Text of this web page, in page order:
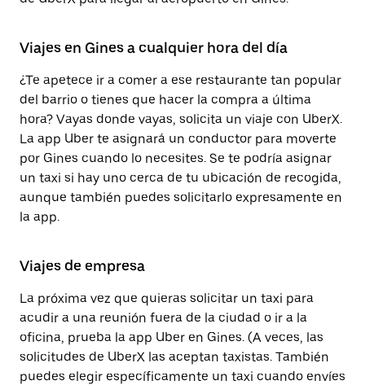
Viajes en Gines a cualquier hora del día
¿Te apetece ir a comer a ese restaurante tan popular
del barrio o tienes que hacer la compra a última
hora? Vayas donde vayas, solicita un viaje con UberX.
La app Uber te asignará un conductor para moverte
por Gines cuando lo necesites. Se te podría asignar
un taxi si hay uno cerca de tu ubicación de recogida,
aunque también puedes solicitarlo expresamente en
la app.
Viajes de empresa
La próxima vez que quieras solicitar un taxi para
acudir a una reunión fuera de la ciudad o ir a la
oficina, prueba la app Uber en Gines. (A veces, las
solicitudes de UberX las aceptan taxistas. También
puedes elegir específicamente un taxi cuando envíes